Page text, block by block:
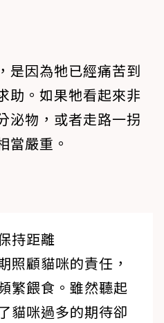
是因為牠已經痛苦到
助。如果牠看起來非
泌物，或者走路一拐
當嚴重。
持距離
照顧貓咪的責任，
繁餵食。雖然聽起
貓咪過多的期待卻